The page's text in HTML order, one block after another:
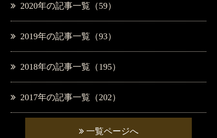
2020年の記事一覧（59）
2019年の記事一覧（93）
2018年の記事一覧（195）
2017年の記事一覧（202）
一覧ページへ